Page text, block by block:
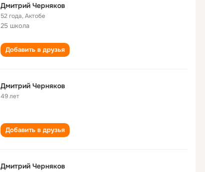
Дмитрий Черняков
52 года,Актобе
25 школа
Добавить в друзья
Дмитрий Черняков
49 лет
Добавить в друзья
Дмитрий Черняков